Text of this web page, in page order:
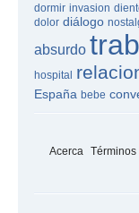
dormir invasion
dolor diálogo
absurdo
hospital
España bebe
Acerca Términos